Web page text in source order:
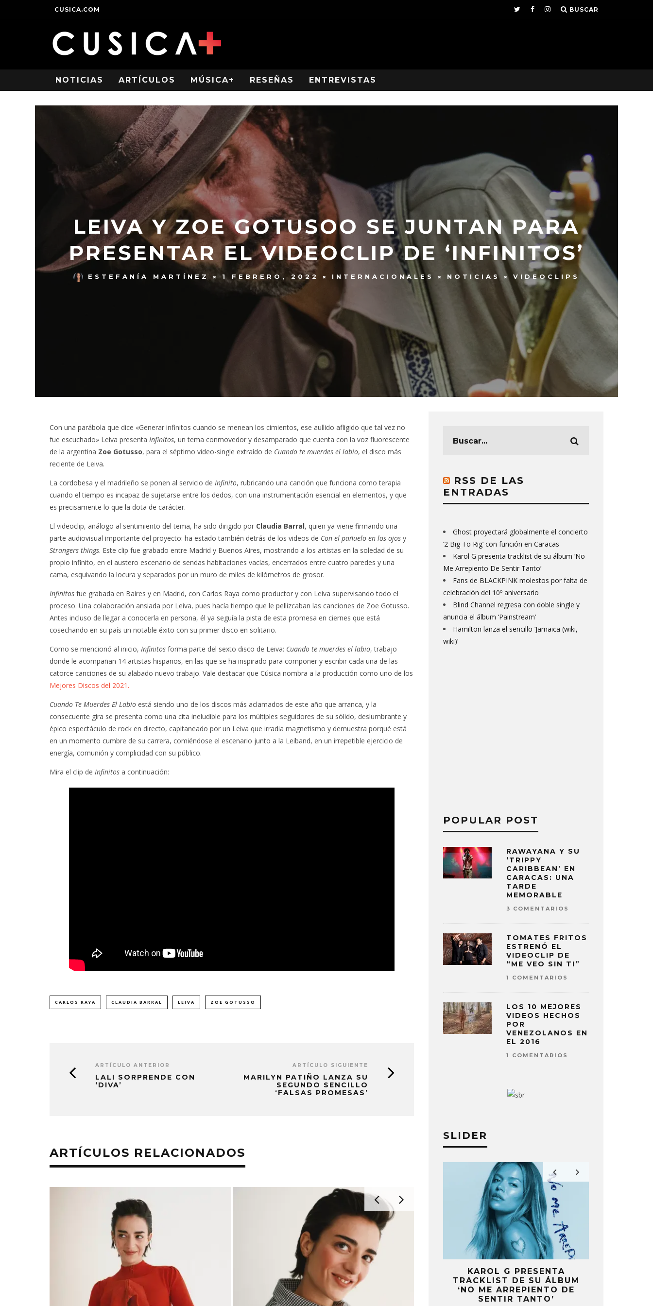
CUSICA.COM BUSCAR
NOTICIAS ARTÍCULOS MÚSICA+ RESEÑAS ENTREVISTAS
LEIVA Y ZOE GOTUSOO SE JUNTAN PARA
PRESENTAR EL VIDEOCLIP DE ‘INFINITOS’
ESTEFANÍA MARTÍNEZ 1 FEBRERO, 2022 INTERNACIONALES NOTICIAS VIDEOCLIPS
Con una parábola que dice «Generar infinitos cuando se menean los cimientos, ese aullido afligido que tal vez no
fue escuchado» Leiva presenta Infinitos, un tema conmovedor y desamparado que cuenta con la voz fluorescente
de la argentina Zoe Gotusso, para el séptimo video-single extraído de Cuando te muerdes el labio, el disco más
reciente de Leiva.
La cordobesa y el madrileño se ponen al servicio de Infinito, rubricando una canción que funciona como terapia
cuando el tiempo es incapaz de sujetarse entre los dedos, con una instrumentación esencial en elementos, y que
es precisamente lo que la dota de carácter.
El videoclip, análogo al sentimiento del tema, ha sido dirigido por Claudia Barral, quien ya viene firmando una
parte audiovisual importante del proyecto: ha estado también detrás de los videos de Con el pañuelo en los ojos y
Strangers things. Este clip fue grabado entre Madrid y Buenos Aires, mostrando a los artistas en la soledad de su
propio infinito, en el austero escenario de sendas habitaciones vacías, encerrados entre cuatro paredes y una
cama, esquivando la locura y separados por un muro de miles de kilómetros de grosor.
Infinitos fue grabada en Baires y en Madrid, con Carlos Raya como productor y con Leiva supervisando todo el
proceso. Una colaboración ansiada por Leiva, pues hacía tiempo que le pellizcaban las canciones de Zoe Gotusso.
Antes incluso de llegar a conocerla en persona, él ya seguía la pista de esta promesa en ciernes que está
cosechando en su país un notable éxito con su primer disco en solitario.
Como se mencionó al inicio, Infinitos forma parte del sexto disco de Leiva: Cuando te muerdes el labio, trabajo
donde le acompañan 14 artistas hispanos, en las que se ha inspirado para componer y escribir cada una de las
catorce canciones de su alabado nuevo trabajo. Vale destacar que Cúsica nombra a la producción como uno de los
Mejores Discos del 2021.
Cuando Te Muerdes El Labio está siendo uno de los discos más aclamados de este año que arranca, y la
consecuente gira se presenta como una cita ineludible para los múltiples seguidores de su sólido, deslumbrante y
épico espectáculo de rock en directo, capitaneado por un Leiva que irradia magnetismo y demuestra porqué está
en un momento cumbre de su carrera, comiéndose el escenario junto a la Leiband, en un irrepetible ejercicio de
energía, comunión y complicidad con su público.
Mira el clip de Infinitos a continuación:
CARLOS RAYA CLAUDIA BARRAL LEIVA ZOE GOTUSSO
ARTÍCULO ANTERIOR
LALI SORPRENDE CON
‘DIVA’
ARTÍCULO SIGUIENTE
MARILYN PATIÑO LANZA SU
SEGUNDO SENCILLO
‘FALSAS PROMESAS’
ARTÍCULOS RELACIONADOS
RSS DE LAS
ENTRADAS
Ghost proyectará globalmente el concierto
‘2 Big To Rig’ con función en Caracas
Karol G presenta tracklist de su álbum ‘No
Me Arrepiento De Sentir Tanto’
Fans de BLACKPINK molestos por falta de
celebración del 10º aniversario
Blind Channel regresa con doble single y
anuncia el álbum ‘Painstream’
Hamilton lanza el sencillo ‘Jamaica (wiki,
wiki)’
POPULAR POST
RAWAYANA Y SU
‘TRIPPY
CARIBBEAN’ EN
CARACAS: UNA
TARDE
MEMORABLE
3 COMENTARIOS
TOMATES FRITOS
ESTRENÓ EL
VIDEOCLIP DE
“ME VEO SIN TI”
1 COMENTARIOS
LOS 10 MEJORES
VIDEOS HECHOS
POR
VENEZOLANOS EN
EL 2016
1 COMENTARIOS
SLIDER
EDGAR BAJO EL AGUA ABRE
UN NUEVO CAPÍTULO CON
‘CAMPO, PUERTA’
GHOST PROYECTARÁ
GLOBALMENTE EL
CONCIERTO ‘2 BIG TO RIG’
CON FUNCIÓN EN CARACAS
KAROL G PRESENTA
TRACKLIST DE SU ÁLBUM
‘NO ME ARREPIENTO DE
SENTIR TANTO’